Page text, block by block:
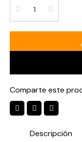
Comparte este
Descripción